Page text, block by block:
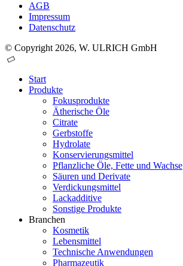
AGB
Impressum
Datenschutz
© Copyright 2026, W. ULRICH GmbH
Start
Produkte
Fokusprodukte
Ätherische Öle
Citrate
Gerbstoffe
Hydrolate
Konservierungsmittel
Pflanzliche Öle, Fette und Wachse
Säuren und Derivate
Verdickungsmittel
Lackadditive
Sonstige Produkte
Branchen
Kosmetik
Lebensmittel
Technische Anwendungen
Pharmazeutik